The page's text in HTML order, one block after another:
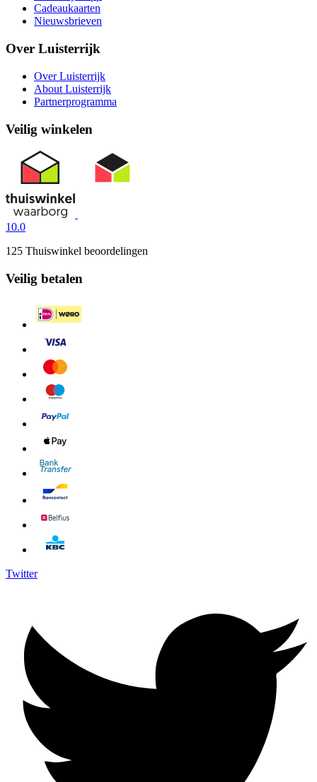
Cadeaukaarten
Nieuwsbrieven
Over Luisterrijk
Over Luisterrijk
About Luisterrijk
Partnerprogramma
Veilig winkelen
10.0
125 Thuiswinkel beoordelingen
Veilig betalen
Twitter